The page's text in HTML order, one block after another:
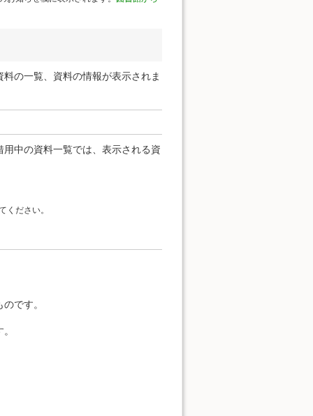
の一覧、資料の情報が表示されま
中の資料一覧では、表示される資
ください。
です。